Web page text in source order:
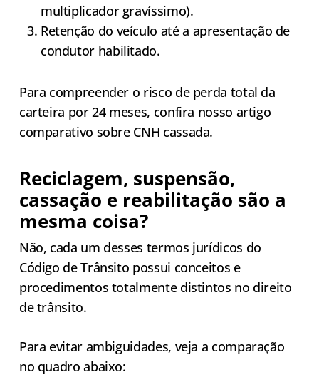
multiplicador gravíssimo).
Retenção do veículo até a apresentação de
condutor habilitado.
Para compreender o risco de perda total da
carteira por 24 meses, confira nosso artigo
comparativo sobreCNH cassada.
Reciclagem, suspensão,
cassação e reabilitação são a
mesma coisa?
Não, cada um desses termos jurídicos do
Código de Trânsito possui conceitos e
procedimentos totalmente distintos no direito
de trânsito.
Para evitar ambiguidades, veja a comparação
no quadro abaixo: